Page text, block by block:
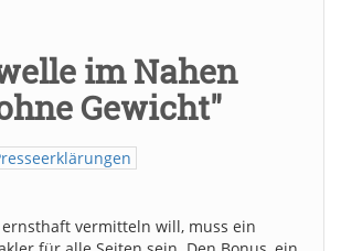
im Nahen
Gewicht"
vermitteln will, muss ein